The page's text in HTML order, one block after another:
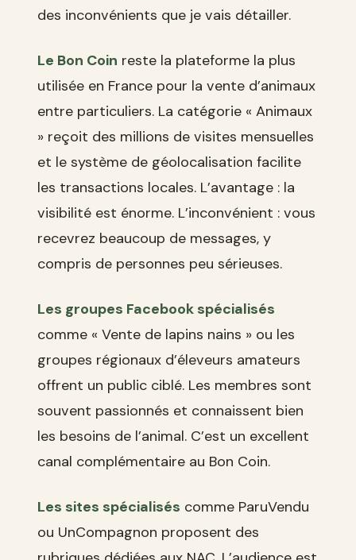
des inconvénients que je vais détailler.
Le Bon Coin reste la plateforme la plus
utilisée en France pour la vente d’animaux
entre particuliers. La catégorie « Animaux
» reçoit des millions de visites mensuelles
et le système de géolocalisation facilite
les transactions locales. L’avantage : la
visibilité est énorme. L’inconvénient : vous
recevrez beaucoup de messages, y
compris de personnes peu sérieuses.
Les groupes Facebook spécialisés
comme « Vente de lapins nains » ou les
groupes régionaux d’éleveurs amateurs
offrent un public ciblé. Les membres sont
souvent passionnés et connaissent bien
les besoins de l’animal. C’est un excellent
canal complémentaire au Bon Coin.
Les sites spécialisés comme ParuVendu
ou UnCompagnon proposent des